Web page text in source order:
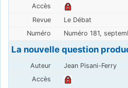
Le Débat
Numéro 181,
La nouvelle question
Jean Pisani-Ferry